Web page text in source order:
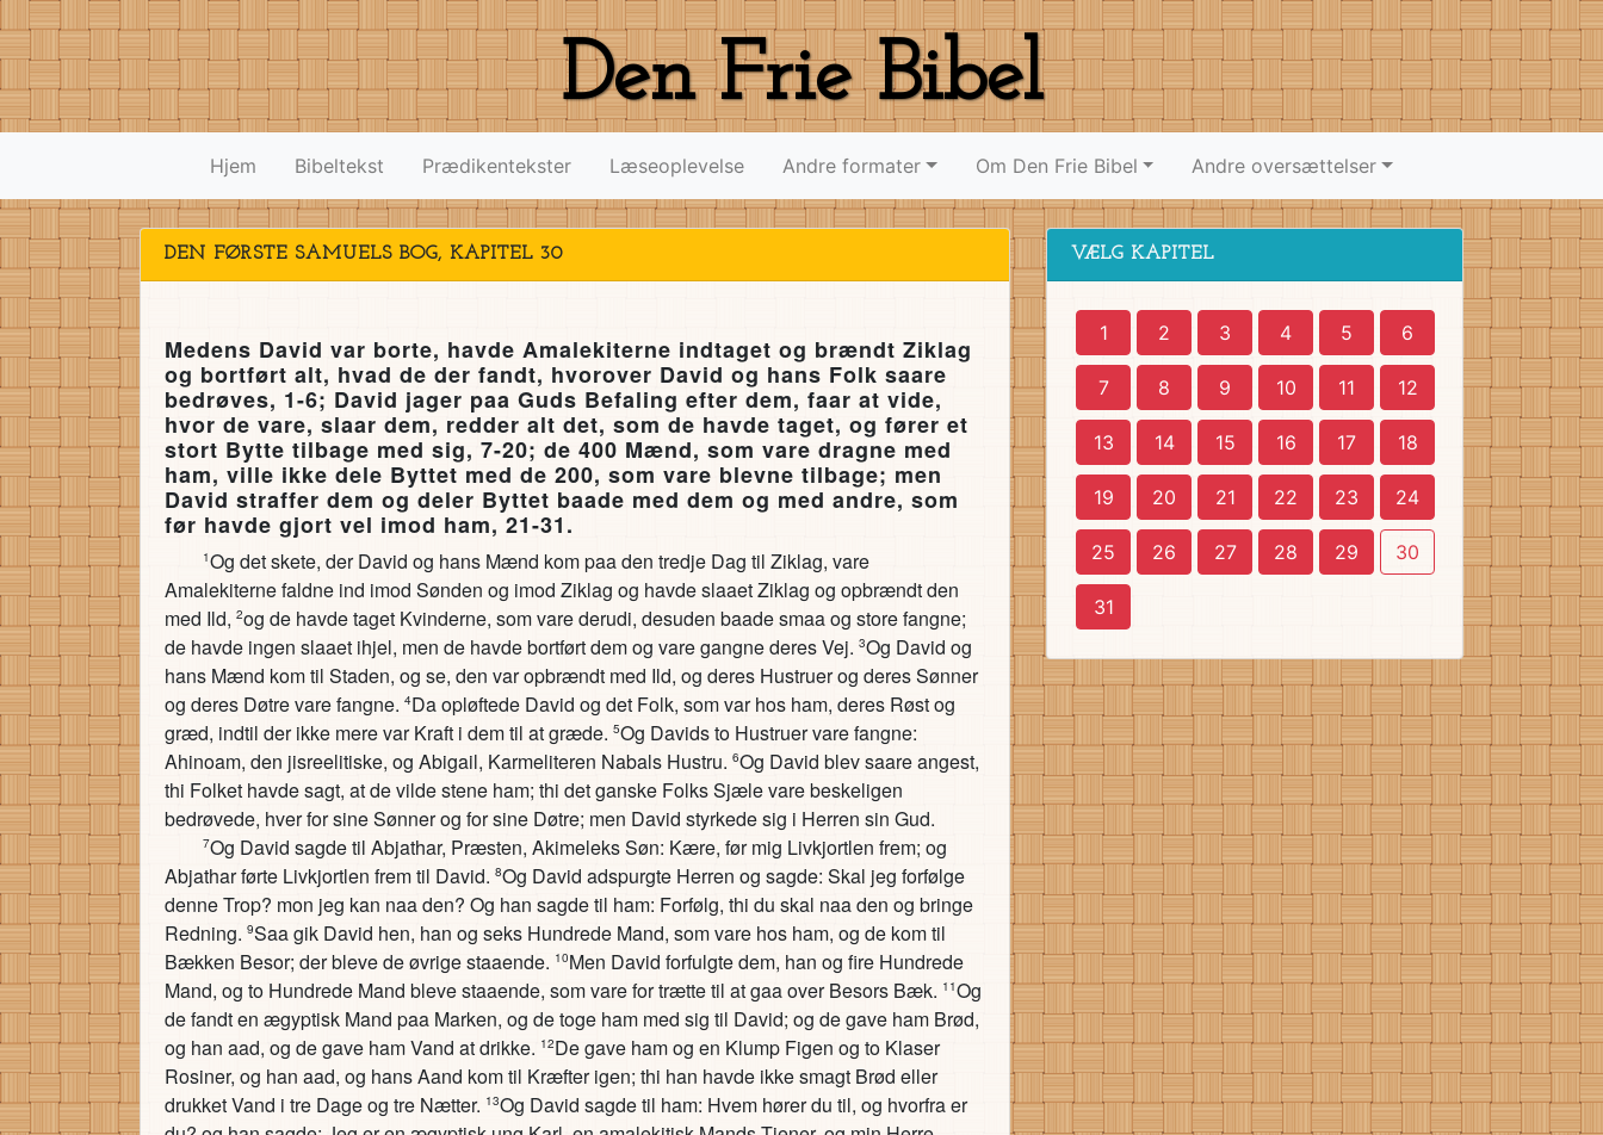
Den Frie Bibel
Hjem Bibeltekst Prædikentekster Læseoplevelse Andre formater Om Den Frie Bibel Andre oversættelser
DEN FØRSTE SAMUELS BOG, KAPITEL 30
Medens David var borte, havde Amalekiterne indtaget og brændt Ziklag
og bortført alt, hvad de der fandt, hvorover David og hans Folk saare
bedrøves, 1-6; David jager paa Guds Befaling efter dem, faar at vide,
hvor de vare, slaar dem, redder alt det, som de havde taget, og fører et
stort Bytte tilbage med sig, 7-20; de 400 Mænd, som vare dragne med
ham, ville ikke dele Byttet med de 200, som vare blevne tilbage; men
David straffer dem og deler Byttet baade med dem og med andre, som
før havde gjort vel imod ham, 21-31.
1Og det skete, der David og hans Mænd kom paa den tredje Dag til Ziklag, vare
Amalekiterne faldne ind imod Sønden og imod Ziklag og havde slaaet Ziklag og opbrændt den
med Ild, 2og de havde taget Kvinderne, som vare derudi, desuden baade smaa og store fangne;
de havde ingen slaaet ihjel, men de havde bortført dem og vare gangne deres Vej. 3Og David og
hans Mænd kom til Staden, og se, den var opbrændt med Ild, og deres Hustruer og deres Sønner
og deres Døtre vare fangne. 4Da opløftede David og det Folk, som var hos ham, deres Røst og
græd, indtil der ikke mere var Kraft i dem til at græde. 5Og Davids to Hustruer vare fangne:
Ahinoam, den jisreelitiske, og Abigail, Karmeliteren Nabals Hustru. 6Og David blev saare angest,
thi Folket havde sagt, at de vilde stene ham; thi det ganske Folks Sjæle vare beskeligen
bedrøvede, hver for sine Sønner og for sine Døtre; men David styrkede sig i Herren sin Gud.
7Og David sagde til Abjathar, Præsten, Akimeleks Søn: Kære, før mig Livkjortlen frem; og
Abjathar førte Livkjortlen frem til David. 8Og David adspurgte Herren og sagde: Skal jeg forfølge
denne Trop? mon jeg kan naa den? Og han sagde til ham: Forfølg, thi du skal naa den og bringe
Redning. 9Saa gik David hen, han og seks Hundrede Mand, som vare hos ham, og de kom til
Bækken Besor; der bleve de øvrige staaende. 10Men David forfulgte dem, han og fire Hundrede
Mand, og to Hundrede Mand bleve staaende, som vare for trætte til at gaa over Besors Bæk. 11Og
de fandt en ægyptisk Mand paa Marken, og de toge ham med sig til David; og de gave ham Brød,
og han aad, og de gave ham Vand at drikke. 12De gave ham og en Klump Figen og to Klaser
Rosiner, og han aad, og hans Aand kom til Kræfter igen; thi han havde ikke smagt Brød eller
drukket Vand i tre Dage og tre Nætter. 13Og David sagde til ham: Hvem hører du til, og hvorfra er
VÆLG KAPITEL
1 2 3 4 5 6
7 8 9 10 11 12
13 14 15 16 17 18
19 20 21 22 23 24
25 26 27 28 29 30
31